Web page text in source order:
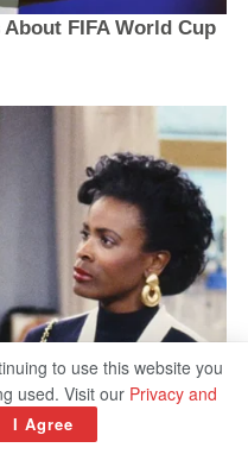
to use this website you
used. Visit our Privacy and
I Agree